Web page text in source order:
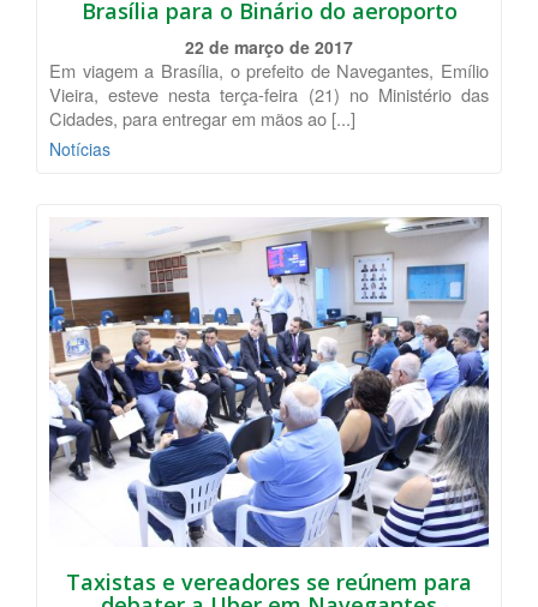
Brasília para o Binário do aeroporto
22 de março de 2017
Em viagem a Brasília, o prefeito de Navegantes, Emílio
Vieira, esteve nesta terça-feira (21) no Ministério das
Cidades, para entregar em mãos ao [...]
Notícias
Taxistas e vereadores se reúnem para